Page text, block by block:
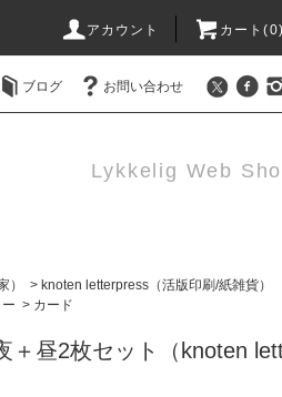
アカウント カート(0)
ブログ お問い合わせ
Lykkelig Web
） > knoten letterpress（活版印刷/紙雑貨）
> カード
＋昼2枚セット（knoten